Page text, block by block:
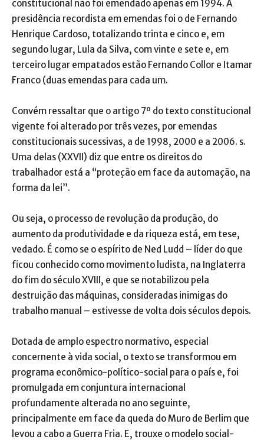
constitucional não foi emendado apenas em 1994. A
presidência recordista em emendas foi o de Fernando
Henrique Cardoso, totalizando trinta e cinco e, em
segundo lugar, Lula da Silva, com vinte e sete e, em
terceiro lugar empatados estão Fernando Collor e Itamar
Franco (duas emendas para cada um.
Convém ressaltar que o artigo 7º do texto constitucional
vigente foi alterado por três vezes, por emendas
constitucionais sucessivas, a de 1998, 2000 e a 2006. s.
Uma delas (XXVII) diz que entre os direitos do
trabalhador está a “proteção em face da automação, na
forma da lei”.
Ou seja, o processo de revolução da produção, do
aumento da produtividade e da riqueza está, em tese,
vedado. É como se o espírito de Ned Ludd – líder do que
ficou conhecido como movimento ludista, na Inglaterra
do fim do século XVIII, e que se notabilizou pela
destruição das máquinas, consideradas inimigas do
trabalho manual – estivesse de volta dois séculos depois.
Dotada de amplo espectro normativo, especial
concernente à vida social, o texto se transformou em
programa econômico-político-social para o país e, foi
promulgada em conjuntura internacional
profundamente alterada no ano seguinte,
principalmente em face da queda do Muro de Berlim que
levou a cabo a Guerra Fria. E, trouxe o modelo social-